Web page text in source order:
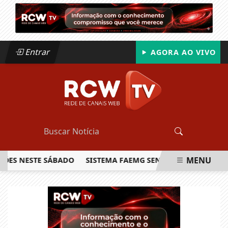
Entrar AGORA AO VIVO
SÁBADO SISTEMA FAEMG SENAR LANÇA O PRIMEIRO
MENU